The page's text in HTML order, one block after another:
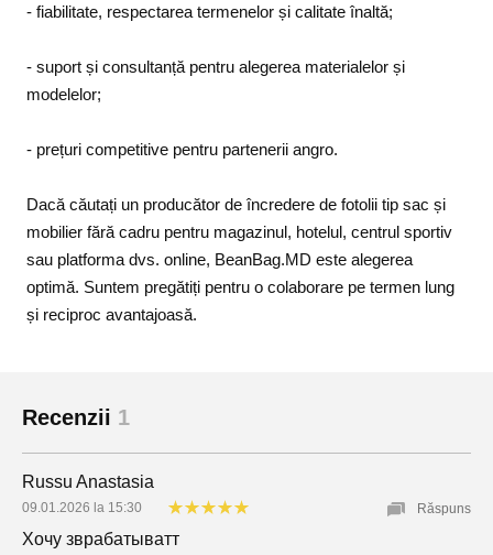
- fiabilitate, respectarea termenelor și calitate înaltă;
- suport și consultanță pentru alegerea materialelor și
modelelor;
- prețuri competitive pentru partenerii angro.
Dacă căutați un producător de încredere de fotolii tip sac și
mobilier fără cadru pentru magazinul, hotelul, centrul sportiv
sau platforma dvs. online, BeanBag.MD este alegerea
optimă. Suntem pregătiți pentru o colaborare pe termen lung
și reciproc avantajoasă.
Recenzii 1
Russu Anastasia
09.01.2026 la 15:30
Хочу зврабатыватт
Răspuns